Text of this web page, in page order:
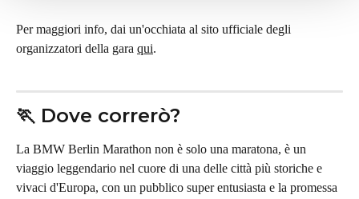
Per maggiori info, dai un'occhiata al sito ufficiale degli
organizzatori della gara qui.
🏃 Dove correrò?
La BMW Berlin Marathon non è solo una maratona, è un
viaggio leggendario nel cuore di una delle città più storiche e
vivaci d'Europa, con un pubblico super entusiasta e la promessa